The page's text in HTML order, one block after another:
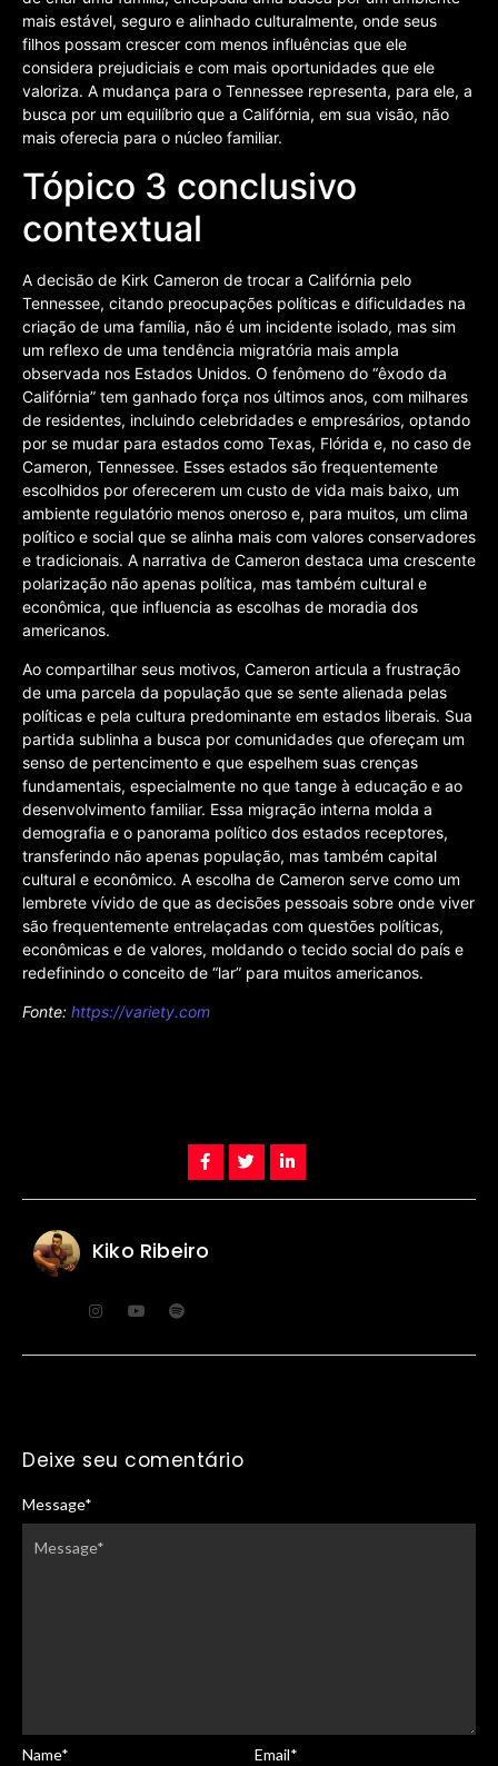
mais estável, seguro e alinhado culturalmente, onde seus
filhos possam crescer com menos influências que ele
considera prejudiciais e com mais oportunidades que ele
valoriza. A mudança para o Tennessee representa, para ele, a
busca por um equilíbrio que a Califórnia, em sua visão, não
mais oferecia para o núcleo familiar.
Tópico 3 conclusivo
contextual
A decisão de Kirk Cameron de trocar a Califórnia pelo
Tennessee, citando preocupações políticas e dificuldades na
criação de uma família, não é um incidente isolado, mas sim
um reflexo de uma tendência migratória mais ampla
observada nos Estados Unidos. O fenômeno do “êxodo da
Califórnia” tem ganhado força nos últimos anos, com milhares
de residentes, incluindo celebridades e empresários, optando
por se mudar para estados como Texas, Flórida e, no caso de
Cameron, Tennessee. Esses estados são frequentemente
escolhidos por oferecerem um custo de vida mais baixo, um
ambiente regulatório menos oneroso e, para muitos, um clima
político e social que se alinha mais com valores conservadores
e tradicionais. A narrativa de Cameron destaca uma crescente
polarização não apenas política, mas também cultural e
econômica, que influencia as escolhas de moradia dos
americanos.
Ao compartilhar seus motivos, Cameron articula a frustração
de uma parcela da população que se sente alienada pelas
políticas e pela cultura predominante em estados liberais. Sua
partida sublinha a busca por comunidades que ofereçam um
senso de pertencimento e que espelhem suas crenças
fundamentais, especialmente no que tange à educação e ao
desenvolvimento familiar. Essa migração interna molda a
demografia e o panorama político dos estados receptores,
transferindo não apenas população, mas também capital
cultural e econômico. A escolha de Cameron serve como um
lembrete vívido de que as decisões pessoais sobre onde viver
são frequentemente entrelaçadas com questões políticas,
econômicas e de valores, moldando o tecido social do país e
redefinindo o conceito de “lar” para muitos americanos.
Fonte: https://variety.com
Kiko Ribeiro
Deixe seu comentário
Message*
Name* Email*